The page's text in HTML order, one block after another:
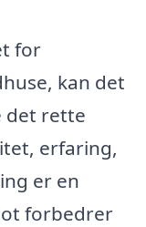
for
kan det
det rette
erfaring,
er en
forbedrer